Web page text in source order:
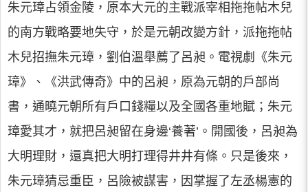
朱元璋占領金陵，原本大元的主戰派宰相拖拖帖木兒
的南方戰略要地失守，於是元朝改變方針，派拖拖帖
木兒招撫朱元璋，劉伯溫舉薦了呂昶。電視劇《朱元
璋》、《洪武傳奇》中的呂昶，原為元朝的戶部尚
書，通曉元朝所有戶口錢糧以及全國各重地賦；朱元
璋愛其才，就把呂昶留在身邊‘養著’。開國後，呂昶為
大明理財，還真把大明打理得井井有條。只是後來，
朱元璋猜忌重臣，呂險被謀害，因掌握了左丞楊憲的